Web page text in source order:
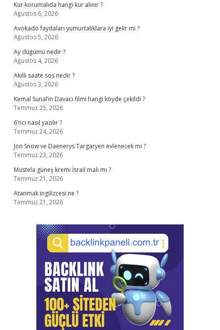
Kur korumalıda hangi kur alınır ?
Ağustos 6, 2026
Avokado faydaları yumurtalıklara iyi gelir mi ?
Ağustos 5, 2026
Ay düğümü nedir ?
Ağustos 4, 2026
Akıllı saate sos nedir ?
Ağustos 3, 2026
Kemal Sunal’ın Davacı filmi hangi köyde çekildi ?
Temmuz 25, 2026
6’ncı nasıl yazılır ?
Temmuz 24, 2026
Jon Snow ve Daenerys Targaryen evlenecek mi ?
Temmuz 23, 2026
Mustela güneş kremi İsrail malı mı ?
Temmuz 21, 2026
Atanmak ingilizcesi ne ?
Temmuz 21, 2026